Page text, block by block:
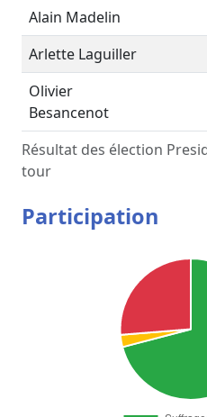
Résultat des élection
tour
Alain Madelin
Arlette Laguiller
Olivier
Besancenot
Participation